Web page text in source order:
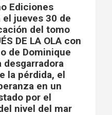
Ediciones
el jueves 30 de
del tomo
DE LA OLA con
de Dominique
desgarradora
la pérdida, el
en un
por el
nivel del mar